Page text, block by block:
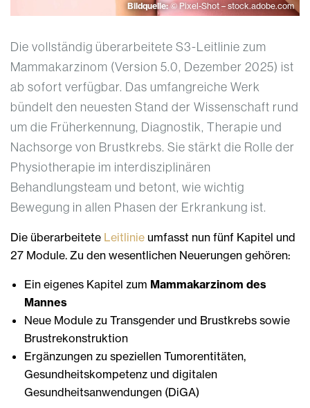
Bildquelle:© Pixel-Shot – stock.adobe.com
Die vollständig überarbeitete S3-Leitlinie zum
Mammakarzinom (Version 5.0, Dezember 2025) ist
ab sofort verfügbar. Das umfangreiche Werk
bündelt den neuesten Stand der Wissenschaft rund
um die Früherkennung, Diagnostik, Therapie und
Nachsorge von Brustkrebs. Sie stärkt die Rolle der
Physiotherapie im interdisziplinären
Behandlungsteam und betont, wie wichtig
Bewegung in allen Phasen der Erkrankung ist.
Die überarbeitete Leitlinie umfasst nun fünf Kapitel und
27 Module. Zu den wesentlichen Neuerungen gehören:
Ein eigenes Kapitel zum Mammakarzinom des
Mannes
Neue Module zu Transgender und Brustkrebs sowie
Brustrekonstruktion
Ergänzungen zu speziellen Tumorentitäten,
Gesundheitskompetenz und digitalen
Gesundheitsanwendungen (DiGA)